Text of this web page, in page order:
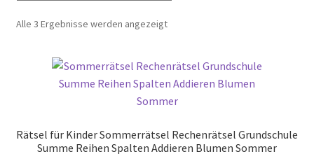
Echtheit von Bewertungen
Kasse
Alle 3 Ergebnisse werden angezeigtNach
Rätsel für Kinder Sommerrätsel Rechenrätsel Grundschule
Summe Reihen Spalten Addieren Blumen Sommer